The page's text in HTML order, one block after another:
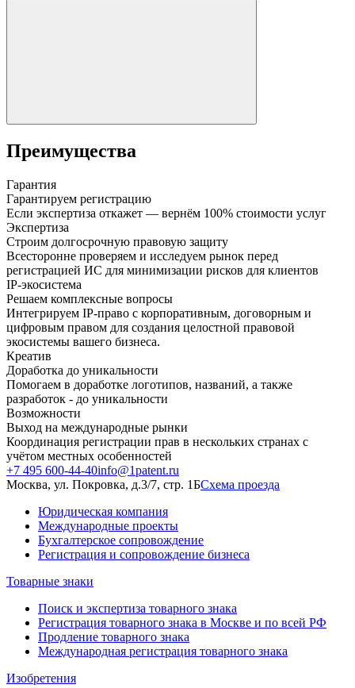
Преимущества
Гарантия
Гарантируем регистрацию
Если экспертиза откажет — вернём 100% стоимости услуг
Экспертиза
Строим долгосрочную правовую защиту
Всесторонне проверяем и исследуем рынок перед
регистрацией ИС для минимизации рисков для клиентов
IP-экосистема
Решаем комплексные вопросы
Интегрируем IP-право с корпоративным, договорным и
цифровым правом для создания целостной правовой
экосистемы вашего бизнеса.
Креатив
Доработка до уникальности
Помогаем в доработке логотипов, названий, а также
разработок - до уникальности
Возможности
Выход на международные рынки
Координация регистрации прав в нескольких странах с
учётом местных особенностей
+7 495 600-44-40info@1patent.ru
Москва, ул. Покровка, д.3/7, стр. 1БСхема проезда
Юридическая компания
Международные проекты
Бухгалтерское сопровождение
Регистрация и сопровождение бизнеса
Товарные знаки
Поиск и экспертиза товарного знака
Регистрация товарного знака в Москве и по всей РФ
Продление товарного знака
Международная регистрация товарного знака
Изобретения